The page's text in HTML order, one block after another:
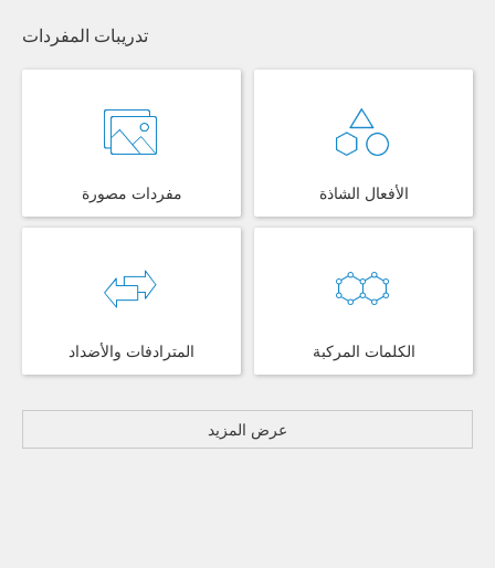
تدريبات المفردات
مفردات مصورة الأفعال الشاذة
المترادفات والأضداد الكلمات المركبة
عرض المزيد